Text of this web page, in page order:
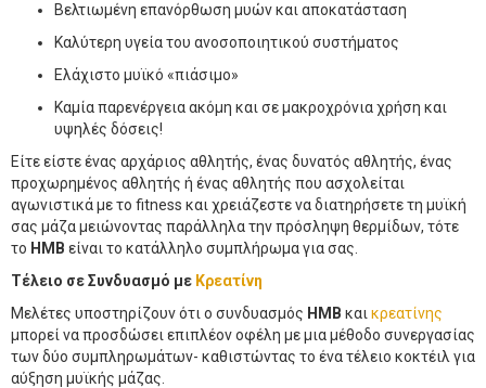
Βελτιωμένη επανόρθωση μυών και αποκατάσταση
Καλύτερη υγεία του ανοσοποιητικού συστήματος
Ελάχιστο μυϊκό «πιάσιμο»
Καμία παρενέργεια ακόμη και σε μακροχρόνια χρήση και
υψηλές δόσεις!
Είτε είστε ένας αρχάριος αθλητής, ένας δυνατός αθλητής, ένας
προχωρημένος αθλητής ή ένας αθλητής που ασχολείται
αγωνιστικά με το fitness και χρειάζεστε να διατηρήσετε τη μυϊκή
σας μάζα μειώνοντας παράλληλα την πρόσληψη θερμίδων, τότε
το HMB είναι το κατάλληλο συμπλήρωμα για σας.
Τέλειο σε Συνδυασμό με Κρεατίνη
Μελέτες υποστηρίζουν ότι ο συνδυασμός HMB και κρεατίνης
μπορεί να προσδώσει επιπλέον οφέλη με μια μέθοδο συνεργασίας
των δύο συμπληρωμάτων- καθιστώντας το ένα τέλειο κοκτέιλ για
αύξηση μυϊκής μάζας.